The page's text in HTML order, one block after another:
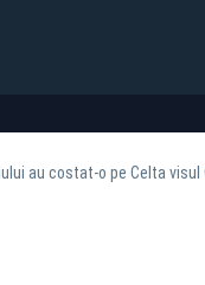
au costat-o pe Celta visul